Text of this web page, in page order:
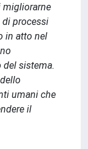
migliorarne
processi
in atto nel
sistema.
umani che
il